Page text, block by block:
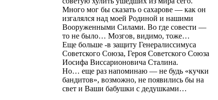
Много мог бы сказать о сахарове — как он
изгалялся над моей Родиной и нашими
Вооруженными Силами. Во где совести —
то не было… Мозгов, видимо, тоже…
Еще больше -в защиту Генералиссимуса
Советского Союза, Героя Советского Союза
Иосифа Виссарионовича Сталина.
Но… еще раз напоминаю — не будь «кучки
бандитов», возможно, не появились бы на
свет и Ваши бабушки с дедушками…